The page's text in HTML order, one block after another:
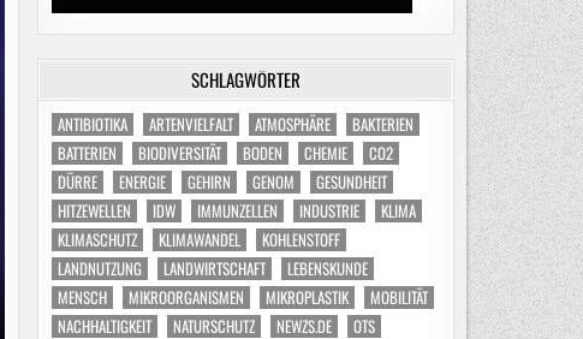
SCHLAGWÖRTER
ANTIBIOTIKA ARTENVIELFALT ATMOSPHÄRE
BAKTERIEN
BATTERIEN
BIODIVERSITÄT BODEN CHEMIE
CO2
DÜRRE
ENERGIE GEHIRN GENOM
GESUNDHEIT
HITZEWELLEN
IDW IMMUNZELLEN INDUSTRIE
KLIMA
KLIMASCHUTZ
KLIMAWANDEL
KOHLENSTOFF
LANDNUTZUNG
LANDWIRTSCHAFT
LEBENSKUNDE
MENSCH
MIKROORGANISMEN MIKROPLASTIK
MOBILITÄT
NACHHALTIGKEIT
NATURSCHUTZ NEWZS.DE
OTS